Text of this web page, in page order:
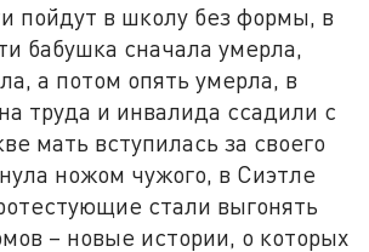
пойдут в школу без формы, в
бабушка сначала умерла,
а потом опять умерла, в
труда и инвалида ссадили с
мать вступилась за своего
ножом чужого, в Сиэтле
стали выгонять
– новые истории, о которых